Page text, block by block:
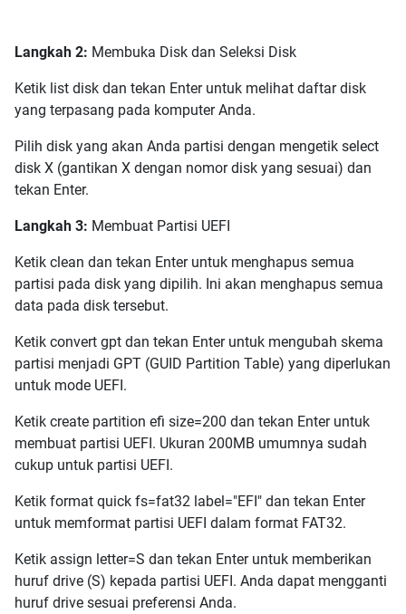
Langkah 2: Membuka Disk dan Seleksi Disk
Ketik list disk dan tekan Enter untuk melihat daftar disk
yang terpasang pada komputer Anda.
Pilih disk yang akan Anda partisi dengan mengetik select
disk X (gantikan X dengan nomor disk yang sesuai) dan
tekan Enter.
Langkah 3: Membuat Partisi UEFI
Ketik clean dan tekan Enter untuk menghapus semua
partisi pada disk yang dipilih. Ini akan menghapus semua
data pada disk tersebut.
Ketik convert gpt dan tekan Enter untuk mengubah skema
partisi menjadi GPT (GUID Partition Table) yang diperlukan
untuk mode UEFI.
Ketik create partition efi size=200 dan tekan Enter untuk
membuat partisi UEFI. Ukuran 200MB umumnya sudah
cukup untuk partisi UEFI.
Ketik format quick fs=fat32 label="EFI" dan tekan Enter
untuk memformat partisi UEFI dalam format FAT32.
Ketik assign letter=S dan tekan Enter untuk memberikan
huruf drive (S) kepada partisi UEFI. Anda dapat mengganti
huruf drive sesuai preferensi Anda.